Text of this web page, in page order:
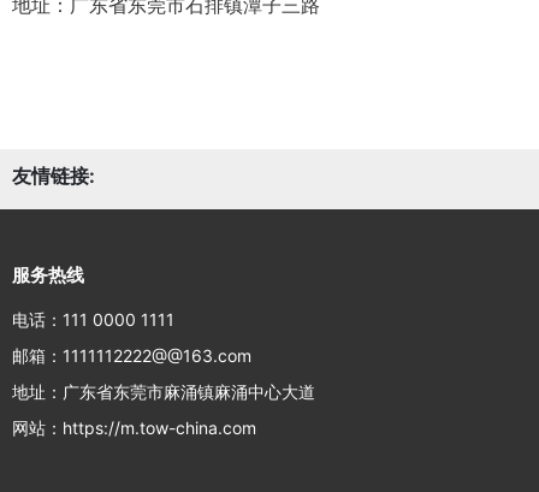
地址：广东省东莞市石排镇潭子三路
友情链接:
服务热线
电话：111 0000 1111
邮箱：1111112222@@163.com
地址：广东省东莞市麻涌镇麻涌中心大道
网站：https://m.tow-china.com